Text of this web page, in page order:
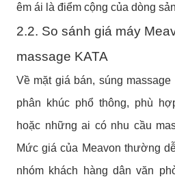
êm ái là điểm cộng của dòng
2.2. So sánh giá máy
massage KATA
Về mặt giá bán, súng
phân khúc phổ thông, phù
hoặc những ai có nhu cầu
Mức giá của Meavon thường
nhóm khách hàng dân văn